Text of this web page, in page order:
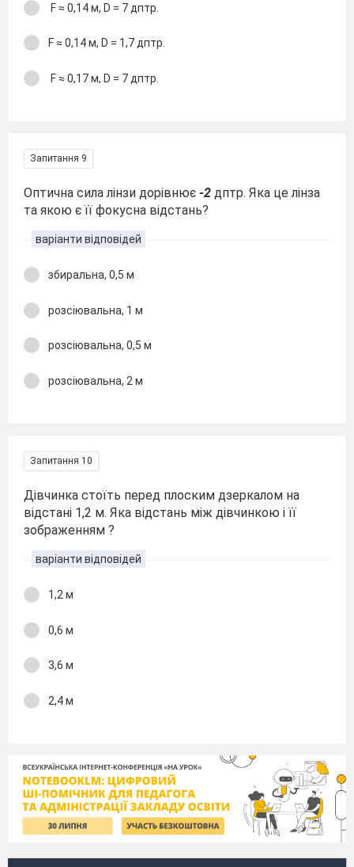
F ≈ 0,14 м, D = 7 дптр.
F ≈ 0,14 м, D = 1,7 дптр.
F ≈ 0,17 м, D = 7 дптр.
Запитання 9
Оптична сила лінзи дорівнює -2 дптр. Яка це лінза
та якою є її фокусна відстань?
варіанти відповідей
збиральна, 0,5 м
розсіювальна, 1 м
розсіювальна, 0,5 м
розсіювальна, 2 м
Запитання 10
Дівчинка стоїть перед плоским дзеркалом на
відстані 1,2 м. Яка відстань між дівчинкою і її
зображенням ?
варіанти відповідей
1,2 м
0,6 м
3,6 м
2,4 м